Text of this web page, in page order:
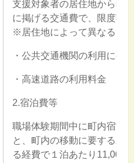
支援対象者の居住地から町
に掲げる交通費で、限度額
※居住地によって異なるた
・公共交通機関の利用に要
・高速道路の利用料金
2.宿泊費等
職場体験期間中に町内宿泊
と、町内の移動に要するバ
る経費で１泊あたり11,000